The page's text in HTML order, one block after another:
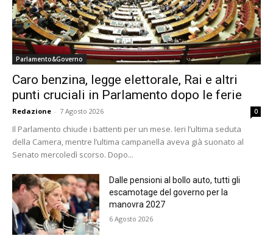
Parlamento&Governo
Caro benzina, legge elettorale, Rai e altri
punti cruciali in Parlamento dopo le ferie
Redazione - 7 Agosto 2026 0
Il Parlamento chiude i battenti per un mese. Ieri l’ultima seduta
della Camera, mentre l’ultima campanella aveva già suonato al
Senato mercoledì scorso. Dopo...
Dalle pensioni al bollo auto, tutti gli
escamotage del governo per la
manovra 2027
6 Agosto 2026